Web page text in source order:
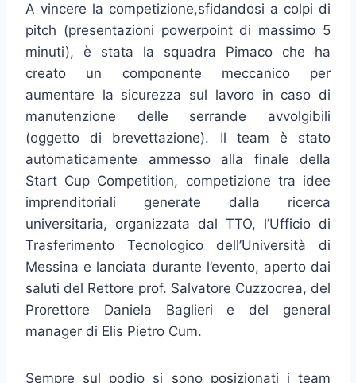
A vincere la competizione,sfidandosi a colpi di
pitch (presentazioni powerpoint di massimo 5
minuti), è stata la squadra Pimaco che ha
creato un componente meccanico per
aumentare la sicurezza sul lavoro in caso di
manutenzione delle serrande avvolgibili
(oggetto di brevettazione). Il team è stato
automaticamente ammesso alla finale della
Start Cup Competition, competizione tra idee
imprenditoriali generate dalla ricerca
universitaria, organizzata dal TTO, l’Ufficio di
Trasferimento Tecnologico dell’Università di
Messina e lanciata durante l’evento, aperto dai
saluti del Rettore prof. Salvatore Cuzzocrea, del
Prorettore Daniela Baglieri e del general
manager di Elis Pietro Cum.
Sempre sul podio si sono posizionati i team